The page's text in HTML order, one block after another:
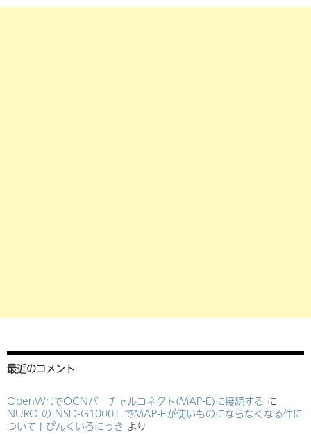
最近のコメント
OpenWrtでOCNバーチャルコネクト(MAP-E)に接続する に
NURO の NSD-G1000T でMAP-Eが使いものにならなくなる件に
ついて | ぴんくいろにっき より